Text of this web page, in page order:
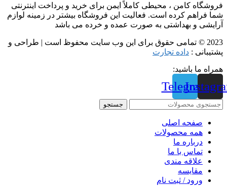
فروشگاه کامن ، محیطی کاملاً ایمن برای خرید و پرداخت اینترنتی
شما فراهم کرده است. فعالیت این فروشگاه بیشتر در زمینه لوازم
آرایشی و بهداشتی به صورت عمده و خرده می باشد
2023 © تمامی حقوق برای این وب سایت محفوظ است | طراحی و
پشتیبانی : داده تجارت
همراه ما باشید:
Telegram
جستجو
صفحه اصلی
همه محصولات
درباره ما
تماس با ما
علاقه مندی
مقايسه
ورود / ثبت نام